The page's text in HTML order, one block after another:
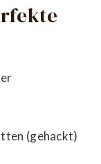
(gehackt)